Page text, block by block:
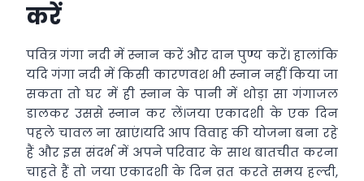
करें
पवित्र गंगा नदी में स्नान करें और दान पुण्य करें। हालांकि
यदि गंगा नदी में किसी कारणवश भी स्नान नहीं किया जा
सकता तो घर में ही स्नान के पानी में थोड़ा सा गंगाजल
डालकर उससे स्नान कर लें।जया एकादशी के एक दिन
पहले चावल ना खाएं।यदि आप विवाह की योजना बना रहे
हैं और इस संदर्भ में अपने परिवार के साथ बातचीत करना
चाहते हैं तो जया एकादशी के दिन व्रत करते समय हल्दी,